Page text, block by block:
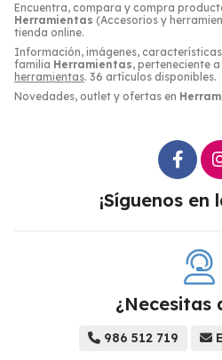
Encuentra, compara y compra
Herramientas (Accesorios y
tienda online.
Información, imágenes,
familia Herramientas, perteneciente
herramientas. 36 artículos disponibles.
Novedades, outlet y ofertas en
¡Síguenos en
¿Necesitas
986 512 719